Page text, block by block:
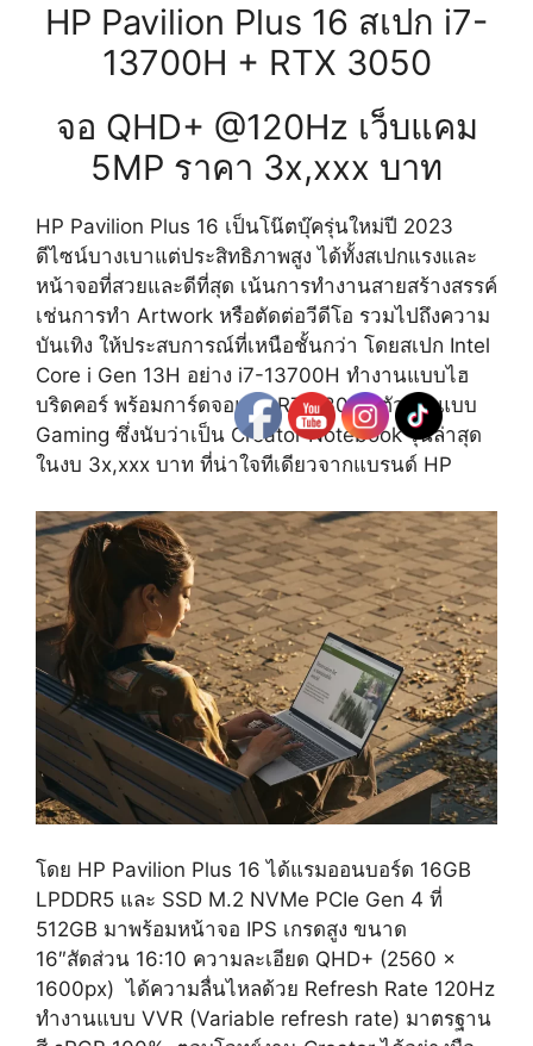
HP Pavilion Plus 16 สเปก i7-
13700H + RTX 3050
จอ QHD+ @120Hz เว็บแคม
5MP ราคา 3x,xxx บาท
HP Pavilion Plus 16 เป็นโน๊ตบุ๊ครุ่นใหม่ปี 2023
ดีไซน์บางเบาแต่ประสิทธิภาพสูง ได้ทั้งสเปกแรงและ
หน้าจอที่สวยและดีที่สุด เน้นการทำงานสายสร้างสรรค์
เช่นการทำ Artwork หรือตัดต่อวีดีโอ รวมไปถึงความ
บันเทิง ให้ประสบการณ์ที่เหนือชั้นกว่า โดยสเปก Intel
Core i Gen 13H อย่าง i7-13700H ทำงานแบบไฮ
บริดคอร์ พร้อมการ์ดจอแยก RTX 3050 ตัวแรงแบบ
Gaming ซึ่งนับว่าเป็น Creator Notebook รุ่นล่าสุด
ในงบ 3x,xxx บาท ที่น่าใจทีเดียวจากแบรนด์ HP
โดย HP Pavilion Plus 16 ได้แรมออนบอร์ด 16GB
LPDDR5 และ SSD M.2 NVMe PCIe Gen 4 ที่
512GB มาพร้อมหน้าจอ IPS เกรดสูง ขนาด
16″สัดส่วน 16:10 ความละเอียด QHD+ (2560 x
1600px) ได้ความลื่นไหลด้วย Refresh Rate 120Hz
ทำงานแบบ VVR (Variable refresh rate) มาตรฐาน